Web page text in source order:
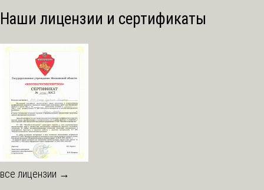
Наши лицензии и сертификаты
все лицензии →